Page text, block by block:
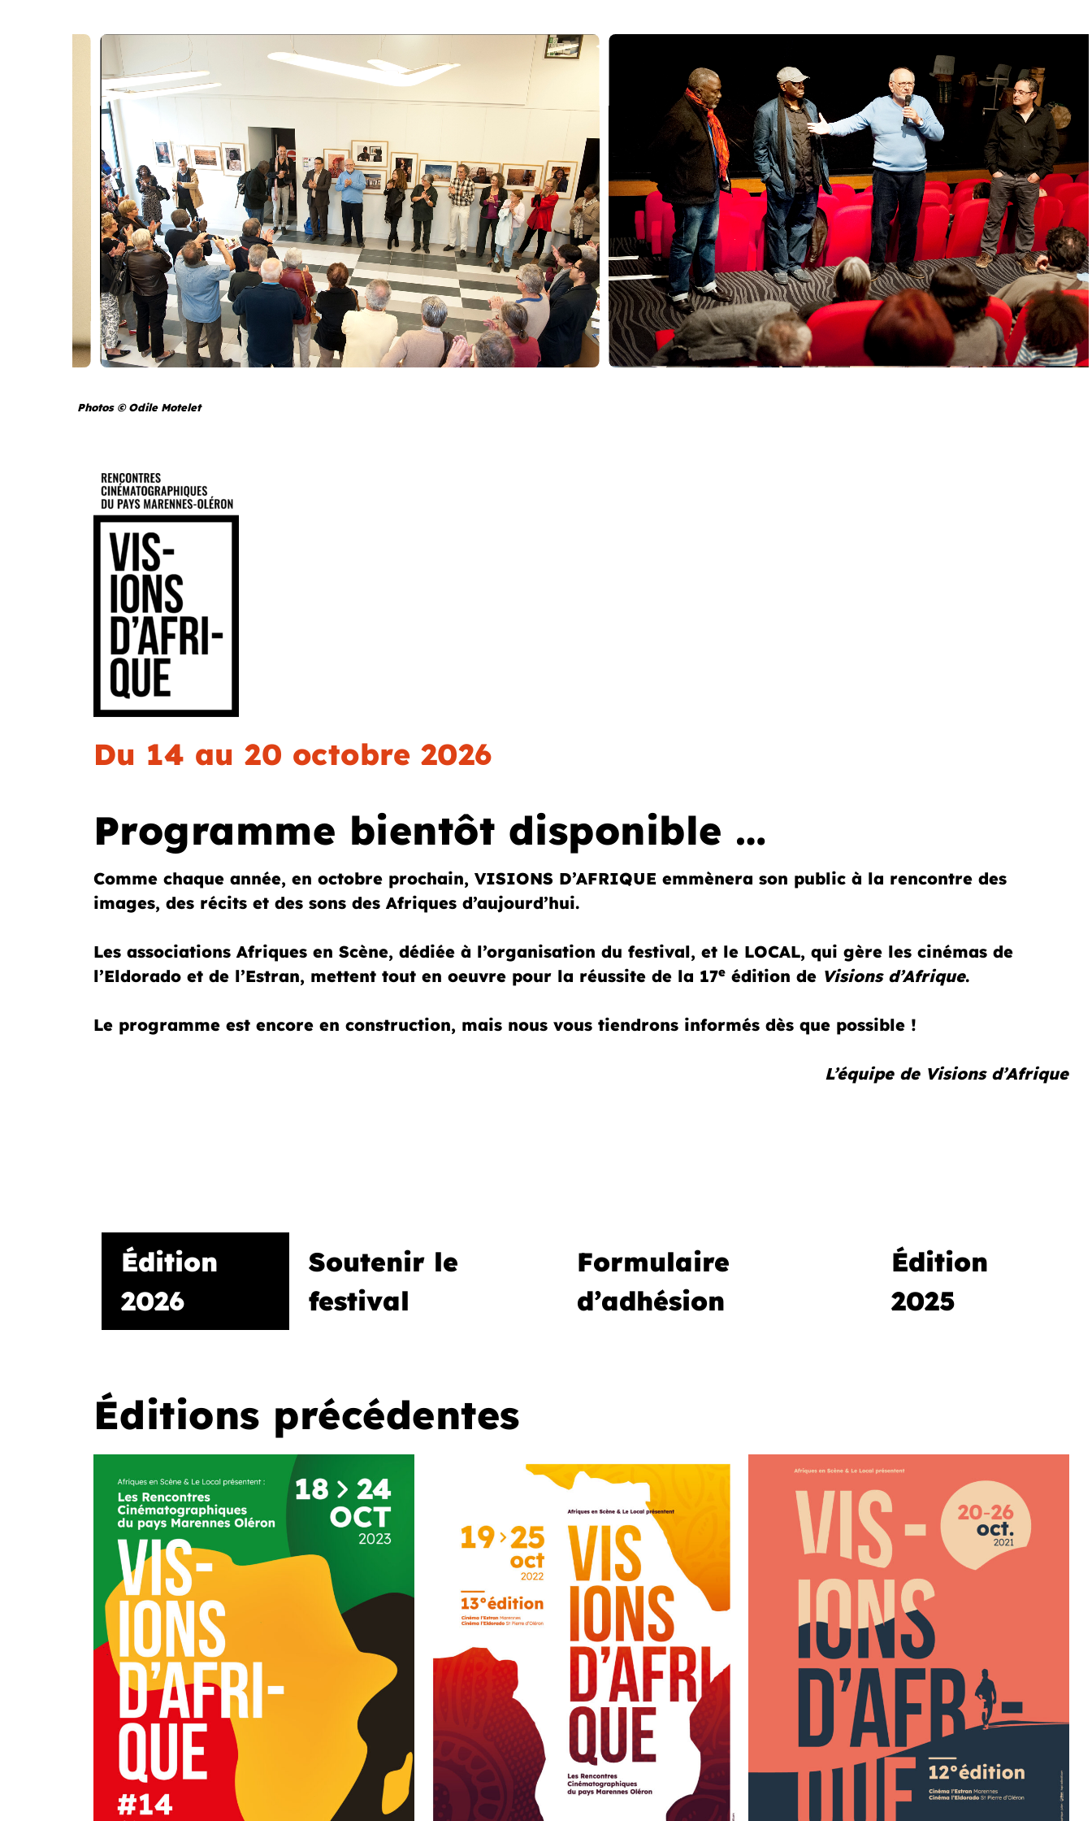
Photos © Odile Motelet
Du 14 au 20 octobre 2026
Programme bientôt disponible …
Comme chaque année, en octobre prochain, VISIONS D’AFRIQUE emmènera son public à la rencontre des
images, des récits et des sons des Afriques d’aujourd’hui.
Les associations Afriques en Scène, dédiée à l’organisation du festival, et le LOCAL, qui gère les cinémas de
l’Eldorado et de l’Estran, mettent tout en oeuvre pour la réussite de la 17eédition de Visions d’Afrique.
Le programme est encore en construction, mais nous vous tiendrons informés dès que possible !
L’équipe de Visions d’Afrique
Édition
2026
Soutenir le
festival
Formulaire
d’adhésion
Édition
2025
Éditions précédentes